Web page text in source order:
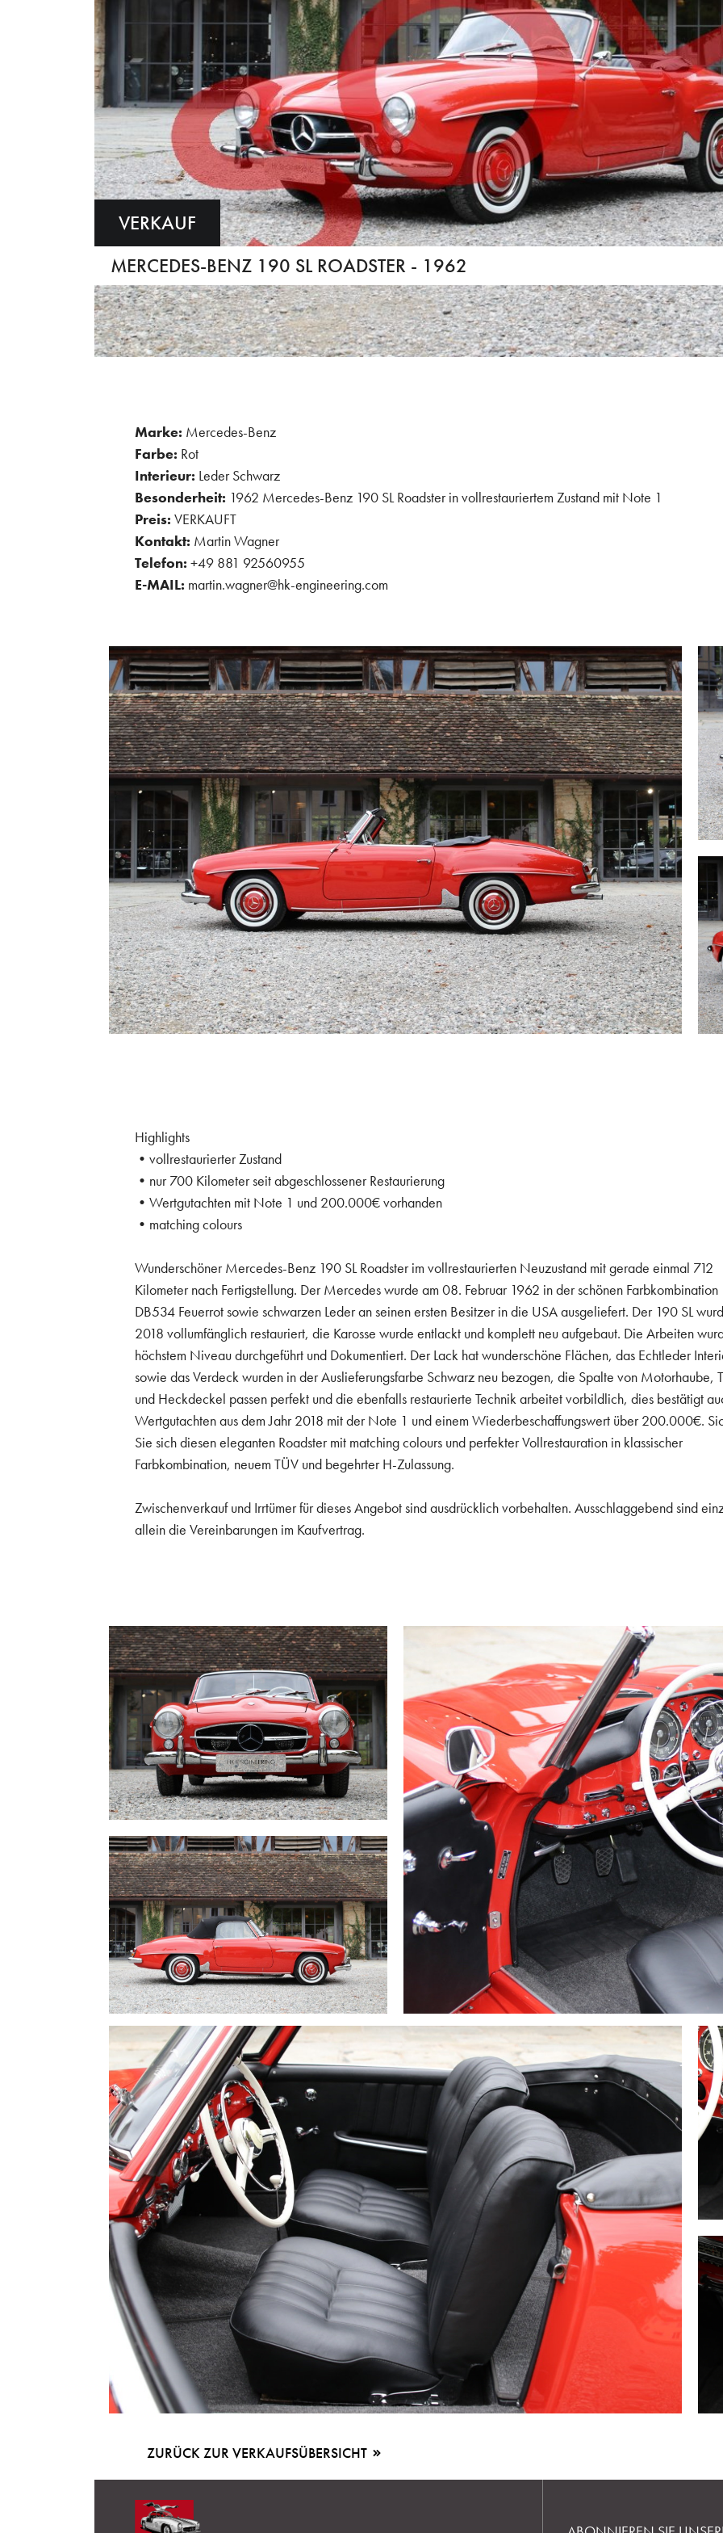
VERKAUF
MERCEDES-BENZ 190 SL ROADSTER - 1962
Marke: Mercedes-Benz
Farbe: Rot
Interieur: Leder Schwarz
Besonderheit: 1962 Mercedes-Benz 190 SL Roadster in vollrestauriertem Zustand mit Note 1
Preis: VERKAUFT
Kontakt: Martin Wagner
Telefon: +49 881 92560955
E-MAIL: martin.wagner@hk-engineering.com
Highlights
•vollrestaurierter Zustand
•nur 700 Kilometer seit abgeschlossener Restaurierung
•Wertgutachten mit Note 1 und 200.000€ vorhanden
•matching colours
Wunderschöner Mercedes-Benz 190 SL Roadster im vollrestaurierten Neuzustand mit gerade einmal 712
Kilometer nach Fertigstellung. Der Mercedes wurde am 08. Februar 1962 in der schönen Farbkombination
DB534 Feuerrot sowie schwarzen Leder an seinen ersten Besitzer in die USA ausgeliefert. Der 190 SL
2018 vollumfänglich restauriert, die Karosse wurde entlackt und komplett neu aufgebaut. Die Arbeiten
höchstem Niveau durchgeführt und Dokumentiert. Der Lack hat wunderschöne Flächen, das Echtleder
sowie das Verdeck wurden in der Auslieferungsfarbe Schwarz neu bezogen, die Spalte von Motorhaube,
und Heckdeckel passen perfekt und die ebenfalls restaurierte Technik arbeitet vorbildlich, dies bestätigt
Wertgutachten aus dem Jahr 2018 mit der Note 1 und einem Wiederbeschaffungswert über 200.000€.
Sie sich diesen eleganten Roadster mit matching colours und perfekter Vollrestauration in klassischer
Farbkombination, neuem TÜV und begehrter H-Zulassung.
Zwischenverkauf und Irrtümer für dieses Angebot sind ausdrücklich vorbehalten. Ausschlaggebend sind
allein die Vereinbarungen im Kaufvertrag.
ZURÜCK ZUR VERKAUFSÜBERSICHT